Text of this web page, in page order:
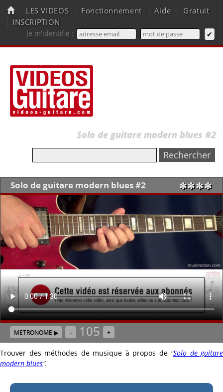
LES VIDEOS Fonctionnement Aide
Gratuit
INSCRIPTION
Je m'identifie :
Solo de guitare modern blues #2
Solo de guitare modern blues #2 ✼✼✼✼
METRONOME ▶ – 105 +
Trouver des méthodes de musique à propos de "Solo de guitare
modern blues".